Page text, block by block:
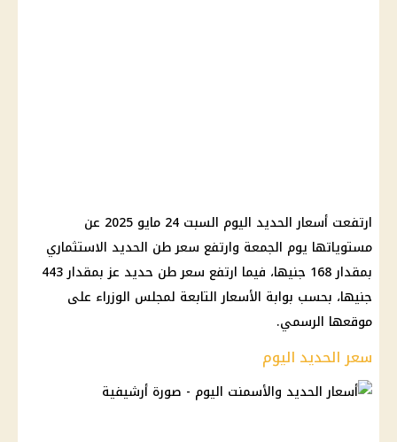
ارتفعت أسعار الحديد اليوم السبت 24 مايو 2025 عن
مستوياتها يوم الجمعة وارتفع سعر طن الحديد الاستثماري
بمقدار 168 جنيها، فيما ارتفع سعر طن حديد عز بمقدار 443
جنيها، بحسب بوابة الأسعار التابعة لمجلس الوزراء على
موقعها الرسمي.
سعر الحديد اليوم